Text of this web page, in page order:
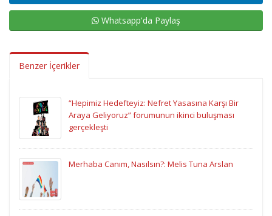
Whatsapp'da Paylaş
Benzer İçerikler
“Hepimiz Hedefteyiz: Nefret Yasasına Karşı Bir
Araya Geliyoruz” forumunun ikinci buluşması
gerçekleşti
Merhaba Canım, Nasılsın?: Melis Tuna Arslan